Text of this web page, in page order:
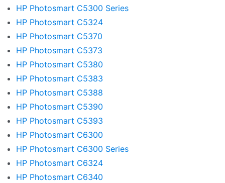
HP Photosmart C5300 Series
HP Photosmart C5324
HP Photosmart C5370
HP Photosmart C5373
HP Photosmart C5380
HP Photosmart C5383
HP Photosmart C5388
HP Photosmart C5390
HP Photosmart C5393
HP Photosmart C6300
HP Photosmart C6300 Series
HP Photosmart C6324
HP Photosmart C6340